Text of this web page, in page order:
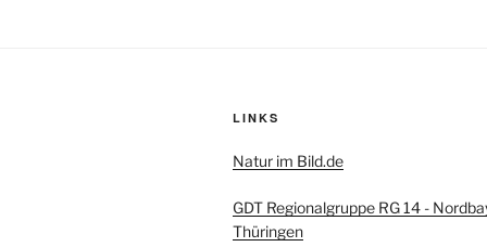
LINKS
Natur im Bild.de
GDT Regionalgruppe RG 14 -
Thüringen